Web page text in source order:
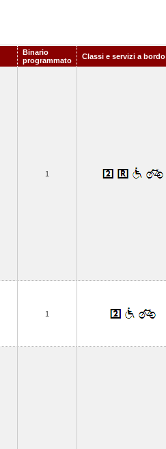
Binario
programmato
Classi e servizi a bordo
1
1